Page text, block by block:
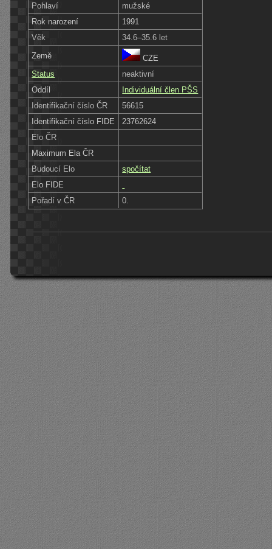
Pohlaví
mužské
Rok narození
1991
Věk
34.6–35.6 let
Země
CZE
Status
neaktivní
Oddíl
Individuální člen PŠS
Identifikační číslo ČR
56615
Identifikační číslo FIDE
23762624
Elo ČR
Maximum Ela ČR
Budoucí Elo
spočítat
Elo FIDE
Pořadí v ČR
0.